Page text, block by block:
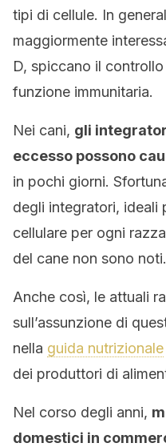
tipi di cellule. In
maggiormente
D, spiccano il
funzione immunitaria.
Nei cani, gli
eccesso possono
in pochi giorni.
degli integratori, ideali
cellulare per ogni
del cane non sono noti.
Anche così, le attuali
sull’assunzione di
nella guida nutrizionale
dei produttori di
Nel corso degli anni,
domestici in